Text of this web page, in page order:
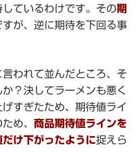
ているわけです。その期
すが、逆に期待を下回る事
われて並んだところ、そ
？決してラーメンも悪く
すぎたため、期待値ライ
め、 商品期待値ラインを
だけ下がったように捉えら